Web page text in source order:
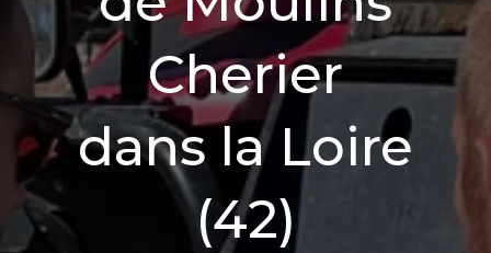
Cherier
dans la Loire
(42)